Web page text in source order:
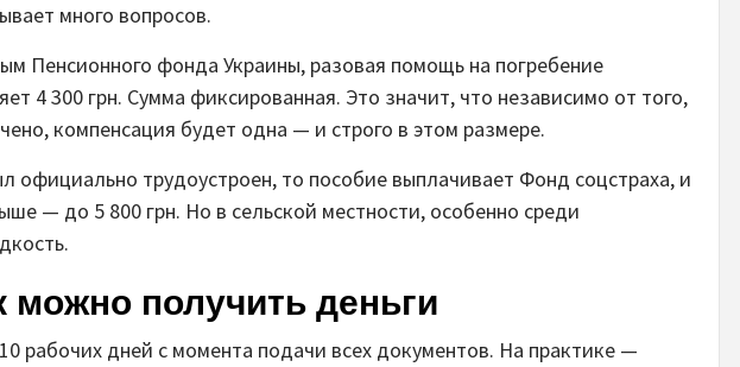
много вопросов.
Пенсионного фонда Украины, разовая помощь на погребение
4 300 грн. Сумма фиксированная. Это значит, что независимо от того,
компенсация будет одна — и строго в этом размере.
официально трудоустроен, то пособие выплачивает Фонд соцстраха, и
— до 5 800 грн. Но в сельской местности, особенно среди
можно получить деньги
рабочих дней с момента подачи всех документов. На практике —